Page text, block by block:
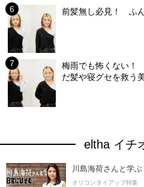
前髪無し必見！ ふ
梅雨でも怖くない！
だ髪や寝グセを救う
eltha イチ
川島海荷さんと学
オリコンタイアップ特集